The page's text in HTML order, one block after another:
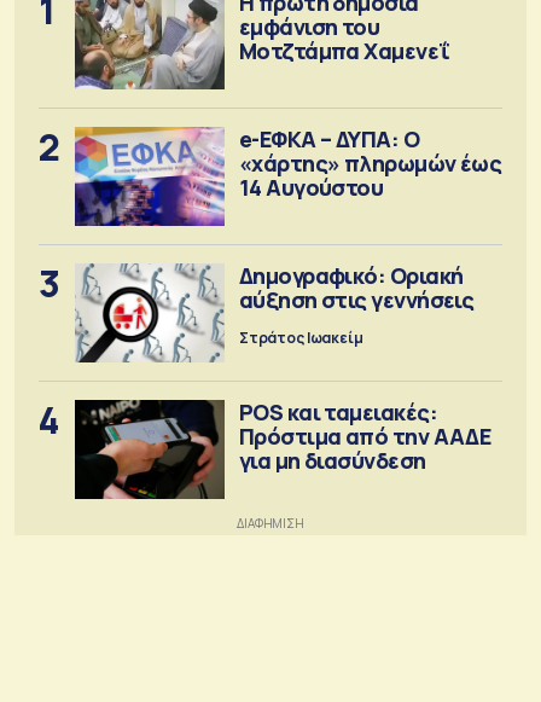
1
εμφάνιση του
Μοτζτάμπα Χαμενεΐ
2
e-ΕΦΚΑ – ΔΥΠΑ: Ο
«χάρτης» πληρωμών έως
14 Αυγούστου
3
Δημογραφικό: Οριακή
αύξηση στις γεννήσεις
Στράτος Ιωακείμ
4
POS και ταμειακές:
Πρόστιμα από την ΑΑΔΕ
για μη διασύνδεση